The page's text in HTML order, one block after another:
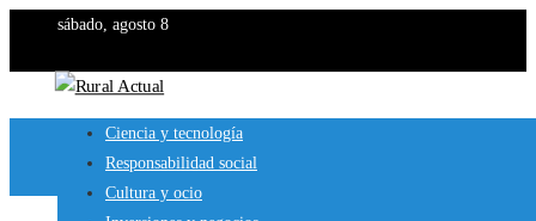
sábado, agosto 8
Ciencia y tecnología
Responsabilidad social
Cultura y ocio